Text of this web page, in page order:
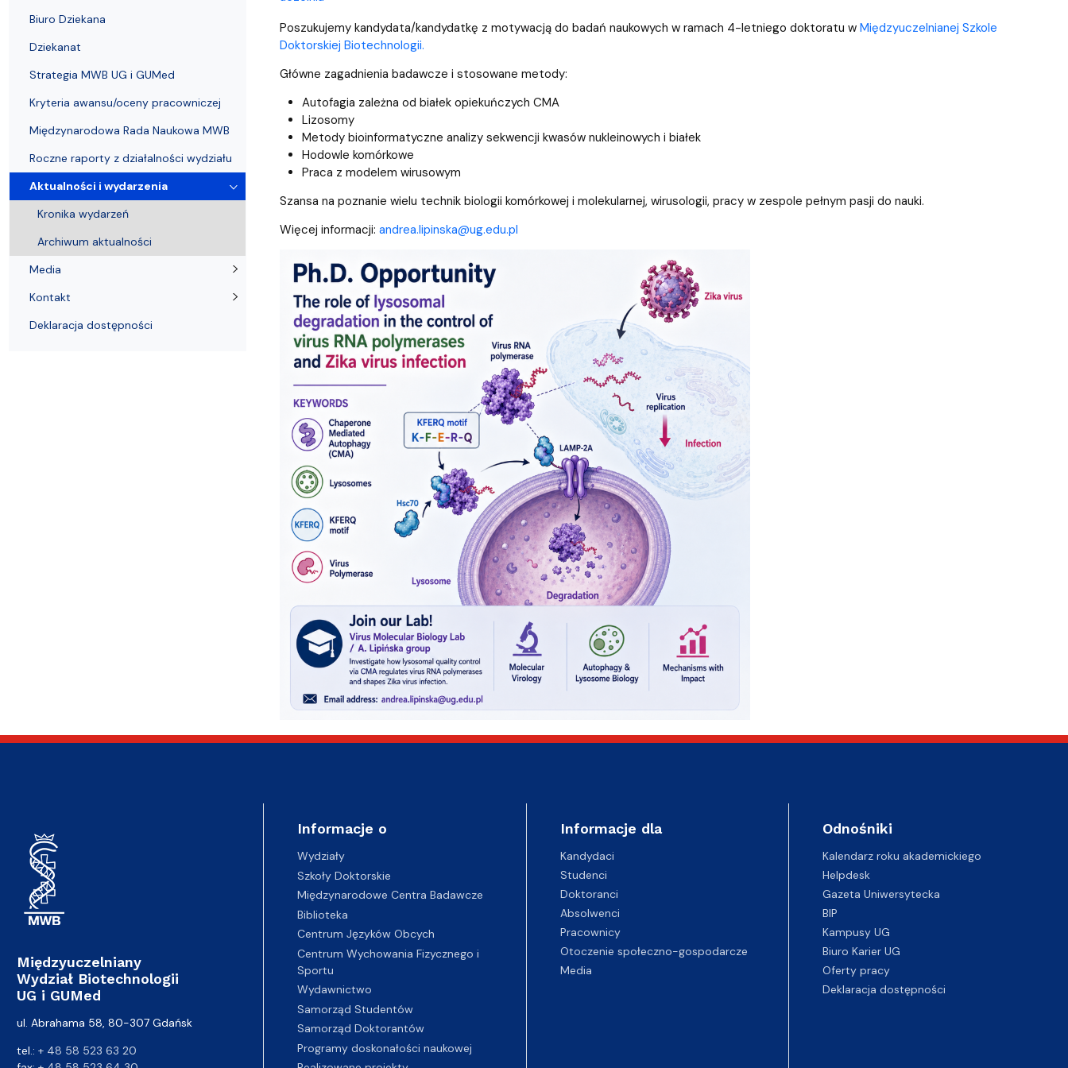
Poszukujemy kandydata/kandydatkę z motywacją do badań naukowych w ramach 4-letniego doktoratu w Międzyuczelnianej Szkole
Doktorskiej Biotechnologii.
Główne zagadnienia badawcze i stosowane metody:
Autofagia zależna od białek opiekuńczych CMA
Lizosomy
Metody bioinformatyczne analizy sekwencji kwasów nukleinowych i białek
Hodowle komórkowe
Praca z modelem wirusowym
Szansa na poznanie wielu technik biologii komórkowej i molekularnej, wirusologii, pracy w zespole pełnym pasji do nauki.
Więcej informacji: andrea.lipinska@ug.edu.pl
Biuro Dziekana
Dziekanat
Strategia MWB UG i GUMed
Kryteria awansu/oceny pracowniczej
Międzynarodowa Rada Naukowa MWB
Roczne raporty z działalności wydziału
Aktualności i wydarzenia
Kronika wydarzeń
Archiwum aktualności
Media
Kontakt
Deklaracja dostępności
Międzyuczelniany
Wydział Biotechnologii
UG i GUMed
ul. Abrahama 58, 80-307 Gdańsk
tel.: + 48 58 523 63 20
Informacje o
Wydziały
Szkoły Doktorskie
Międzynarodowe Centra Badawcze
Biblioteka
Centrum Języków Obcych
Centrum Wychowania Fizycznego i
Sportu
Wydawnictwo
Samorząd Studentów
Samorząd Doktorantów
Programy doskonałości naukowej
Informacje dla
Kandydaci
Studenci
Doktoranci
Absolwenci
Pracownicy
Otoczenie społeczno-gospodarcze
Media
Odnośniki
Kalendarz roku akademickiego
Helpdesk
Gazeta Uniwersytecka
BIP
Kampusy UG
Biuro Karier UG
Oferty pracy
Deklaracja dostępności